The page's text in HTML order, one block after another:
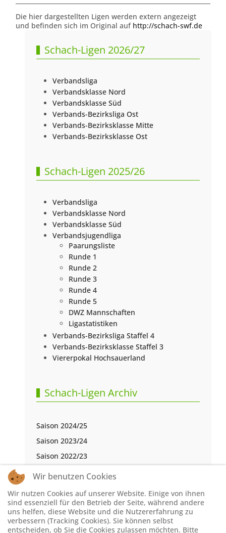
Die hier dargestellten Ligen werden extern angezeigt
und befinden sich im Original auf http://schach-swf.de
Schach-Ligen 2026/27
Verbandsliga
Verbandsklasse Nord
Verbandsklasse Süd
Verbands-Bezirksliga Ost
Verbands-Bezirksklasse Mitte
Verbands-Bezirksklasse Ost
Schach-Ligen 2025/26
Verbandsliga
Verbandsklasse Nord
Verbandsklasse Süd
Verbandsjugendliga
Paarungsliste
Runde 1
Runde 2
Runde 3
Runde 4
Runde 5
DWZ Mannschaften
Ligastatistiken
Verbands-Bezirksliga Staffel 4
Verbands-Bezirksklasse Staffel 3
Viererpokal Hochsauerland
Schach-Ligen Archiv
Saison 2024/25
Saison 2023/24
Saison 2022/23
Saison 2021/22
Saison 2019/20
Saison 2018/19
Wir benutzen Cookies
Wir nutzen Cookies auf unserer Website. Einige von ihnen
sind essenziell für den Betrieb der Seite, während andere
uns helfen, diese Website und die Nutzererfahrung zu
verbessern (Tracking Cookies). Sie können selbst
entscheiden, ob Sie die Cookies zulassen möchten. Bitte